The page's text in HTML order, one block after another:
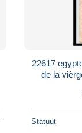
22617
de la
Statuut